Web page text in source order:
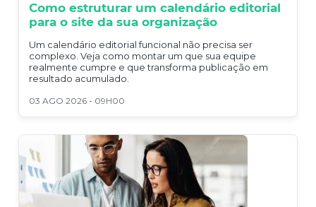
Como estruturar um calendário editorial
para o site da sua organização
Um calendário editorial funcional não precisa ser
complexo. Veja como montar um que sua equipe
realmente cumpre e que transforma publicação em
resultado acumulado.
03 AGO 2026 - 09H00